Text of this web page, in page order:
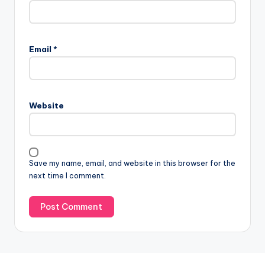
Email *
Website
Save my name, email, and website in this browser for the
next time I comment.